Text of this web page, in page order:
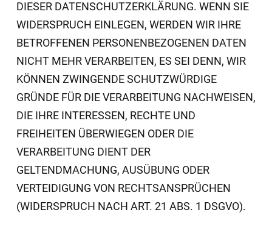
DIESER DATENSCHUTZERKLÄRUNG. WENN SIE
WIDERSPRUCH EINLEGEN, WERDEN WIR IHRE
BETROFFENEN PERSONENBEZOGENEN DATEN
NICHT MEHR VERARBEITEN, ES SEI DENN, WIR
KÖNNEN ZWINGENDE SCHUTZWÜRDIGE
GRÜNDE FÜR DIE VERARBEITUNG NACHWEISEN,
DIE IHRE INTERESSEN, RECHTE UND
FREIHEITEN ÜBERWIEGEN ODER DIE
VERARBEITUNG DIENT DER
GELTENDMACHUNG, AUSÜBUNG ODER
VERTEIDIGUNG VON RECHTSANSPRÜCHEN
(WIDERSPRUCH NACH ART. 21 ABS. 1 DSGVO).